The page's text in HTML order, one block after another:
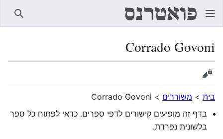
Corrado Govoni
הצגת מקור
בית > משוררים >
Corrado Govoni
בדף זה מופיעים קישורים לדפי ספרים. כדאי לפתוח כל ספר
בלשונית נפרדת.